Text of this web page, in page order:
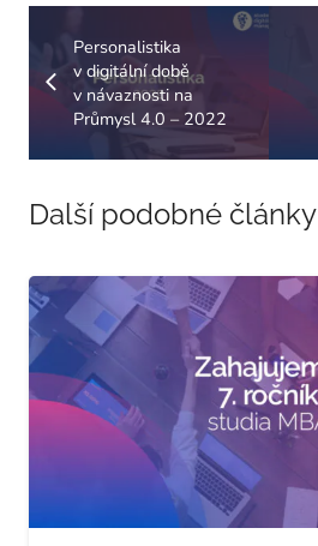
Personalistika
v digitální době
v návaznosti na
Průmysl 4.0 – 2022
Další podobné články